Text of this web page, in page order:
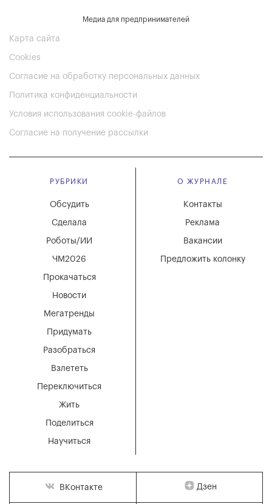
Медиа для предпринимателей
Карта сайта
Cookies
Согласие на обработку персональных данных
Политика конфиденциальности
Условия использования cookie-файлов
Согласие на получение рассылки
РУБРИКИ
Мегатренды
Придумать
Разобраться
Взлететь
Новости
Переключиться
Жить
Поделиться
Научиться
Обсудить
Сделала
Роботы/ИИ
ЧМ2026
Прокачаться
О ЖУРНАЛЕ
Вакансии
Реклама
Контакты
Предложить колонку
ВКонтакте Дзен